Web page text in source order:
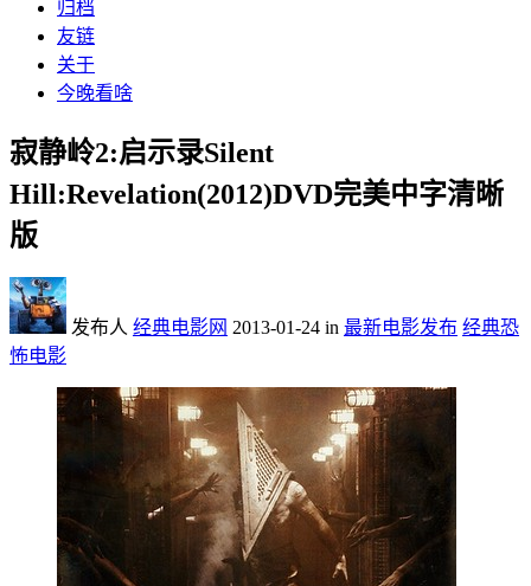
归档
友链
关于
今晚看啥
寂静岭2:启示录Silent
Hill:Revelation(2012)DVD完美中字清晰
版
发布人 经典电影网 2013-01-24 in 最新电影发布 经典恐
怖电影